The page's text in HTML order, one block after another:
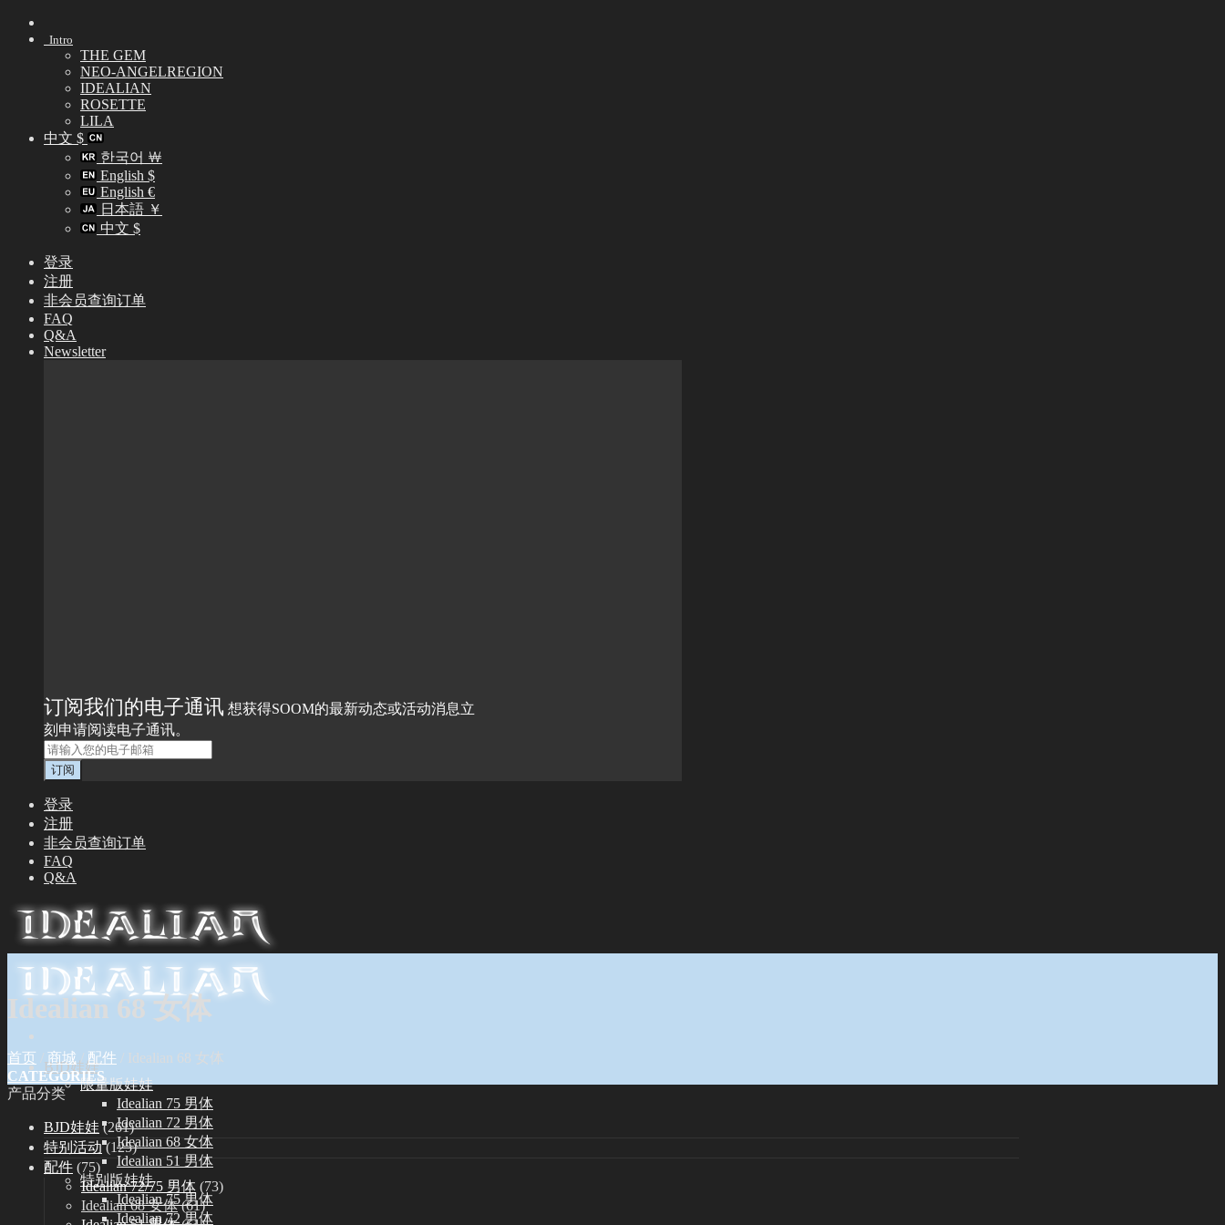
Skip
Intro
THE GEM
NEO-ANGELREGION
IDEALIAN
ROSETTE
LILA
中文 $
한국어 ￦
English $
English €
日本語 ￥
中文 $
登录
注册
非会员查询订单
FAQ
Q&A
Newsletter
订阅我们的电子通讯 想获得SOOM的最新动态或活动消息立
刻申请阅读电子通讯。
登录
注册
非会员查询订单
FAQ
Q&A
BJD娃娃
限量版娃娃
Idealian 75 男体
Idealian 72 男体
Idealian 68 女体
Idealian 51 男体
特别版娃娃
Idealian 75 男体
Idealian 72 男体
Idealian 68 女体
首页 商城 配件
Idealian 68 女体
CATEGORIES
产品分类
BJD娃娃 (261)
特别活动 (125)
配件 (75)
Idealian 72/75 男体 (73)
Idealian 68 女体 (61)